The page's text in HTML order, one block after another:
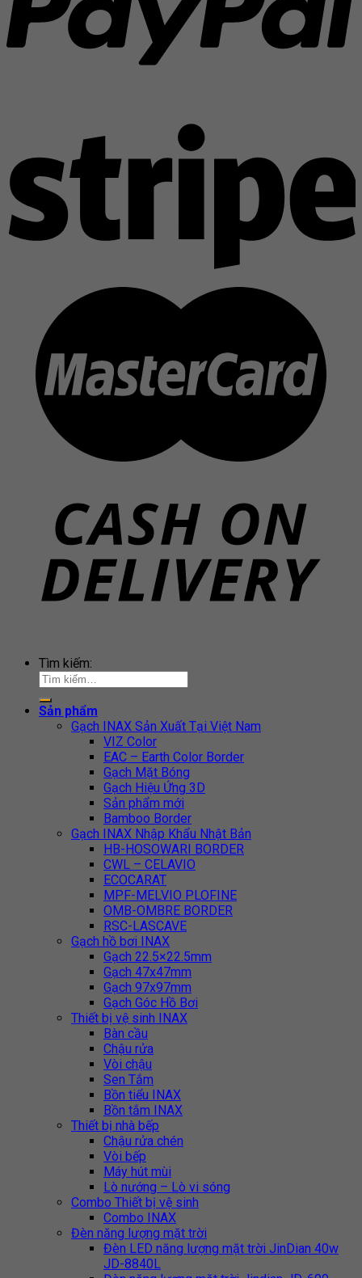
Tìm kiếm:
Sản phẩm
Gạch INAX Sản Xuất Tại Việt Nam
VIZ Color
EAC – Earth Color Border
Gạch Mặt Bóng
Gạch Hiệu Ứng 3D
Sản phẩm mới
Bamboo Border
Gạch INAX Nhập Khẩu Nhật Bản
HB-HOSOWARI BORDER
CWL – CELAVIO
ECOCARAT
MPF-MELVIO PLOFINE
OMB-OMBRE BORDER
RSC-LASCAVE
Gạch hồ bơi INAX
Gạch 22.5×22.5mm
Gạch 47x47mm
Gạch 97x97mm
Gạch Góc Hồ Bơi
Thiết bị vệ sinh INAX
Bàn cầu
Chậu rửa
Vòi chậu
Sen Tắm
Bồn tiểu INAX
Bồn tắm INAX
Thiết bị nhà bếp
Chậu rửa chén
Vòi bếp
Máy hút mùi
Lò nướng – Lò vi sóng
Combo Thiết bị vệ sinh
Combo INAX
Đèn năng lượng mặt trời
Đèn LED năng lượng mặt trời JinDian 40w
JD-8840L